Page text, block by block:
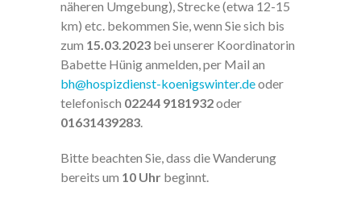
näheren Umgebung), Strecke (etwa 12-15
km) etc. bekommen Sie, wenn Sie sich bis
zum 15.03.2023bei unserer Koordinatorin
Babette Hünig anmelden, per Mail an
bh@hospizdienst-koenigswinter.deoder
telefonisch 02244 9181932oder
01631439283.
Bitte beachten Sie, dass die Wanderung
bereits um 10 Uhrbeginnt.